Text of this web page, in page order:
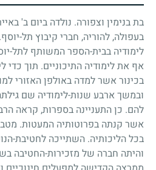
בת בנימין וצפורה. נולדה ביום ב'
בעפולה, להוריה, חברי קיבוץ תל-
לימודיה בבית-הספר המשותף לתל-
אף את לימודיה התיכוניים. תוך כדי
בכינור אשר למדה באולפן האזורי
ובמשך ארבע שנות-לימודיה שם
להם. כן התעניינה בספרות, קראה
אשר קנתה בפרוטותיה המעטות.
בכל הליכותיה. השתייכה לחטיבת-
והיתה חברה של מזכירות-החטיבה